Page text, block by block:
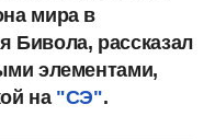
мира в
Бивола, рассказал
элементами,
на "СЭ".